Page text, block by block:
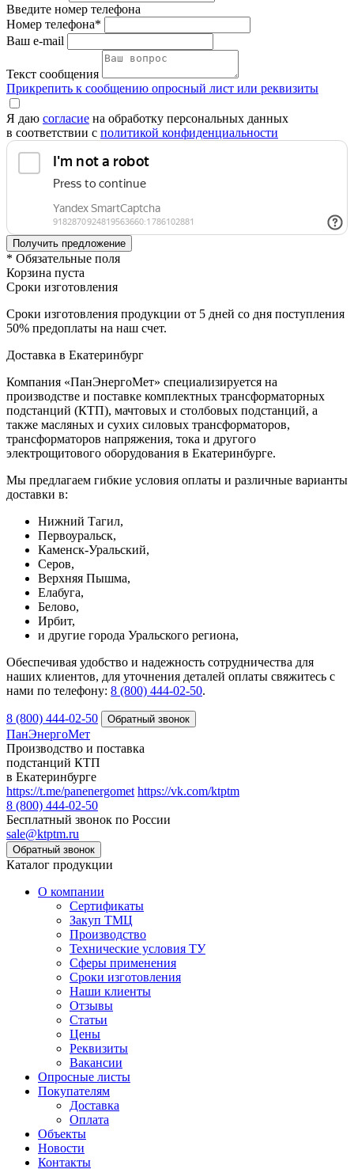
Введите номер телефона
Номер телефона*
Ваш e-mail
Текст сообщения
Прикрепить к сообщению опросный лист или реквизиты
Я даю согласие на обработку персональных данных
в соответствии с политикой конфиденциальности
* Обязательные поля
Корзина пуста
Сроки изготовления
Сроки изготовления продукции от 5 дней со дня поступления
50% предоплаты на наш счет.
Доставка в Екатеринбург
Компания «ПанЭнергоМет» специализируется на
производстве и поставке комплектных трансформаторных
подстанций (КТП), мачтовых и столбовых подстанций, а
также масляных и сухих силовых трансформаторов,
трансформаторов напряжения, тока и другого
электрощитового оборудования в Екатеринбурге.
Мы предлагаем гибкие условия оплаты и различные варианты
доставки в:
Нижний Тагил,
Первоуральск,
Каменск-Уральский,
Серов,
Верхняя Пышма,
Елабуга,
Белово,
Ирбит,
и другие города Уральского региона,
Обеспечивая удобство и надежность сотрудничества для
наших клиентов, для уточнения деталей оплаты свяжитесь с
нами по телефону: 8 (800) 444-02-50.
8 (800) 444-02-50
ПанЭнергоМет
Производство и поставка
подстанций КТП
в Екатеринбурге
https://t.me/panenergomet https://vk.com/ktptm
8 (800) 444-02-50
Бесплатный звонок по России
sale@ktptm.ru
Каталог продукции
О компании
Сертификаты
Закуп ТМЦ
Производство
Технические условия ТУ
Сферы применения
Сроки изготовления
Наши клиенты
Отзывы
Статьи
Цены
Реквизиты
Вакансии
Опросные листы
Покупателям
Доставка
Оплата
Объекты
Новости
Контакты